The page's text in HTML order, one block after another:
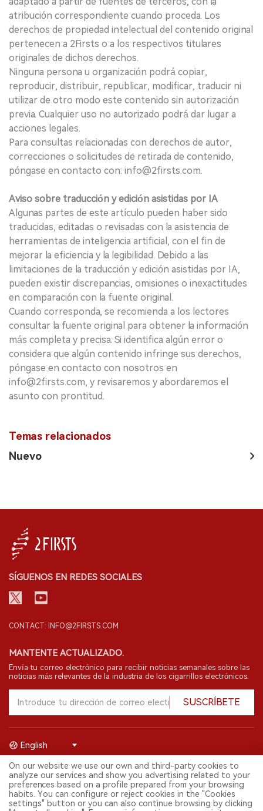
atribución correspondiente cuando proceda. Los
derechos de propiedad intelectual del contenido original
pertenecen a 2Firsts o a los respectivos titulares
originales de dichos derechos.
Ninguna persona u organización podrá copiar,
reproducir, distribuir, republicar, modificar, traducir ni
utilizar de otro modo este contenido sin autorización
previa. Cualquier uso no autorizado podrá dar lugar a
acciones legales.
Para consultas relacionadas con derechos de autor,
correcciones o solicitudes de retirada de contenido,
póngase en contacto con: info@2firsts.com.
Aviso sobre traducción y edición asistidas por IA
Algunas partes de este artículo pueden haber sido
traducidas, editadas o revisadas con la asistencia de
herramientas de inteligencia artificial, con el fin de
mejorar la eficiencia y la legibilidad. Debido a las
limitaciones de la traducción y edición asistidas por IA,
pueden existir discrepancias, omisiones o inexactitudes
en comparación con la fuente original.
Cuando corresponda, se recomienda a los lectores
consultar la fuente original para obtener la información
más completa y precisa. Si identifica algún error o
considera que algún contenido infringe sus derechos,
póngase en contacto con nosotros en
info@2firsts.com, y revisaremos y abordaremos el
asunto con prontitud.
Temas relacionados
Nuevo
SÍGUENOS EN REDES SOCIALES
CONTACT: INFO@2FIRSTS.COM
MANTENTE ACTUALIZADO.
Envía tu correo electrónico para recibir noticias semanales sobre las
noticias más relevantes de la industria de los cigarrillos electrónicos.
SUSCRÍBETE
© 2026 Shenzhen 2FIRSTS Technology Co.,Ltd. Todos los derechos
reservados.
2FIRSTS solo es accesible para profesionales de la industria,
investigadores, medios y otros profesionales. El acceso por menores
está prohibido.
English
On our website we use our own and third-party cookies to
analyze our services and show you advertising related to your
preferences based on a profile prepared from your browsing
habits. You can configure or reject cookies in the "Cookies
settings" button or you can also continue browsing by clicking